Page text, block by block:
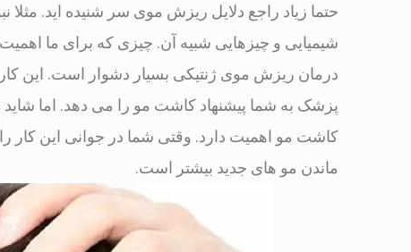
حتما زیاد راجع دلایل ریزش موی سر شنیده اید.
شیمیایی و چیزهایی شبیه آن. چیزی که برای ما
درمان ریزش موی ژنتیکی بسیار دشوار است. این
پزشک به شما پیشنهاد کاشت مو را می دهد. اما
کاشت مو اهمیت دارد. وقتی شما در جوانی این کار
ماندن مو های جدید بیشتر است.